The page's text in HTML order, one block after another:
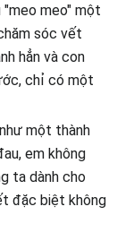
"meo meo" một
sóc vết
hẳn và con
chỉ có một
một thành
em không
ta dành cho
đặc biệt không